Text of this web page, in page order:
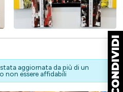
aggiornata da più di un
non essere affidabili